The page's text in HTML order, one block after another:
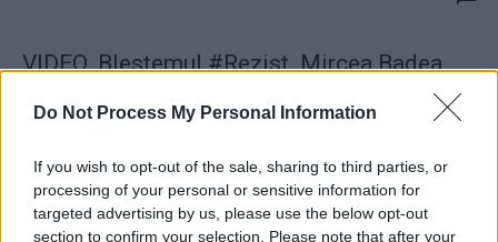
Do Not Process My Personal Information
If you wish to opt-out of the sale, sharing to third parties, or
processing of your personal or sensitive information for
targeted advertising by us, please use the below opt-out
section to confirm your selection. Please note that after your
VIDEO. Blestemul #Rezist. Mircea Badea
Grigore Cartianu - joi, 19 martie 2020
Gâdea a forțat-o pe Cristina Țopescu să
plece de la Antena...